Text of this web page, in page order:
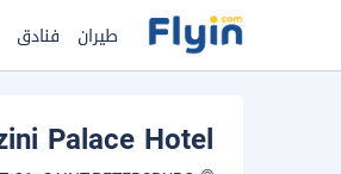
طيران فنادق
Palace Hotel